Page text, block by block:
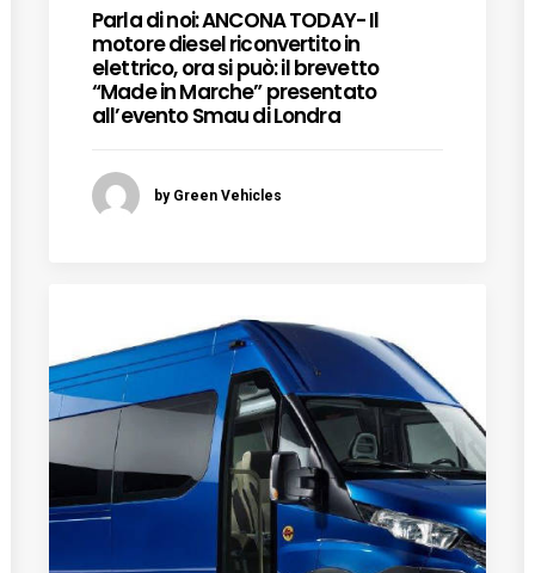
Parla di noi: ANCONA TODAY- Il
motore diesel riconvertito in
elettrico, ora si può: il brevetto
“Made in Marche” presentato
all’evento Smau di Londra
by Green Vehicles